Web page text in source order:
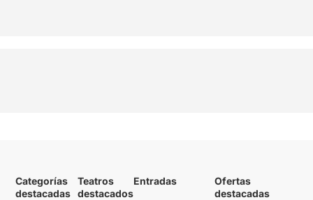
Categorías
destacadas
Teatros
destacados
Entradas
Ofertas
destacadas